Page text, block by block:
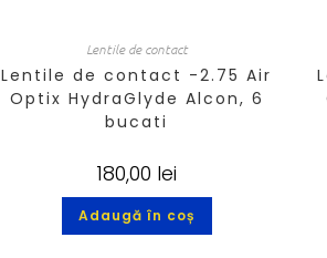
Lentile de contact
Lentile de contact -2.75 Air
Optix HydraGlyde Alcon, 6
bucati
180,00 lei
Adaugă în coș